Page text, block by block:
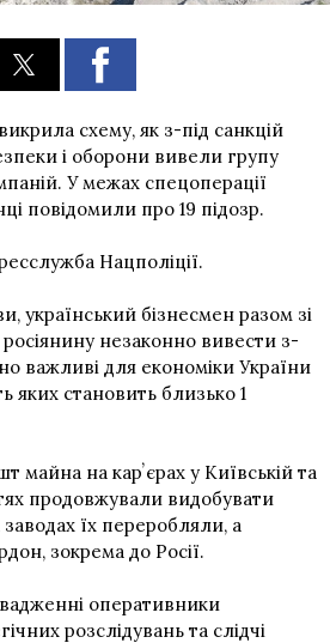
схему, як з-під санкцій
і оборони вивели групу
У межах спецоперації
повідомили про 19 підозр.
Нацполіції.
український бізнесмен разом зі
незаконно вивести з-
важливі для економіки України
яких становить близько 1
майна на карʼєрах у Київській та
продовжували видобувати
їх переробляли, а
зокрема до Росії.
оперативники
розслідувань та слідчі